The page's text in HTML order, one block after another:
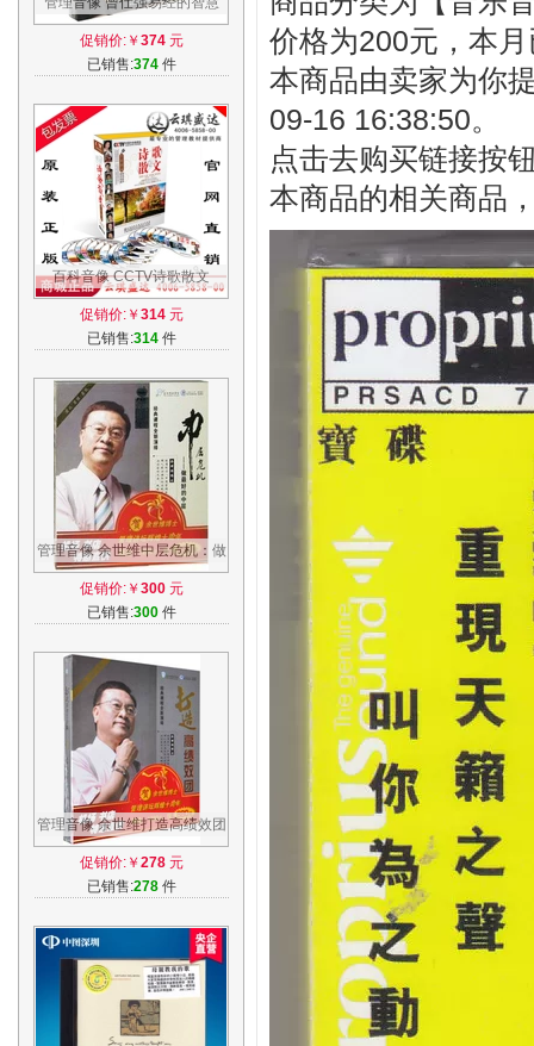
7DVD视频讲座光盘
促销价:￥ 374元
已销售:374件
百科音像 CCTV诗歌散文
20CD-MP3 4DVD名家朗诵倾
情献声德艺双馨
促销价:￥ 314元
已销售:314件
管理音像 余世维中层危机：做
好的中层7DVD+5CD视频
促销价:￥ 300元
已销售:300件
管理音像 余世维打造高绩效团
队7DVD+5CD+核心荟萃
促销价:￥ 278元
已销售:278件
价格为200元，本
本商品由卖家为你
09-16 16:38:50。
点击去购买链接按
本商品的相关商品